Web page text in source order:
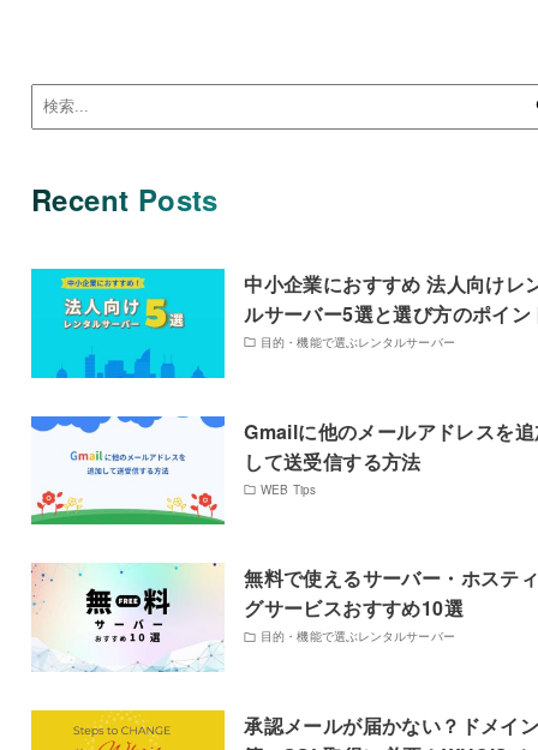
Recent Posts
中小企業におすすめ 法人向けレ
ルサーバー5選と選び方のポイン
目的・機能で選ぶレンタルサーバー
Gmailに他のメールアドレスを
して送受信する方法
WEB Tips
無料で使えるサーバー・ホステ
グサービスおすすめ10選
目的・機能で選ぶレンタルサーバー
承認メールが届かない？ドメイ